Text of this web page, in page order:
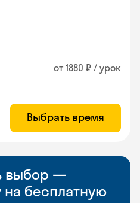
от 1880 ₽ / урок
Выбрать время
выбор —
на бесплатную